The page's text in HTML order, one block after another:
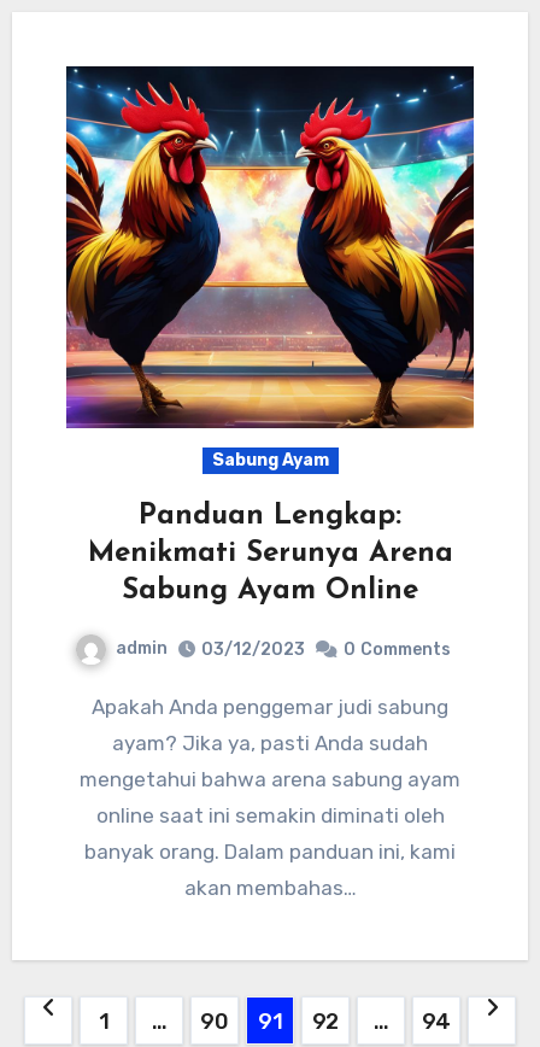
Sabung Ayam
Panduan Lengkap:
Menikmati Serunya Arena
Sabung Ayam Online
admin 03/12/2023 0 Comments
Apakah Anda penggemar judi sabung
ayam? Jika ya, pasti Anda sudah
mengetahui bahwa arena sabung ayam
online saat ini semakin diminati oleh
banyak orang. Dalam panduan ini, kami
akan membahas…
Posts1 … 90 91 92 … 94